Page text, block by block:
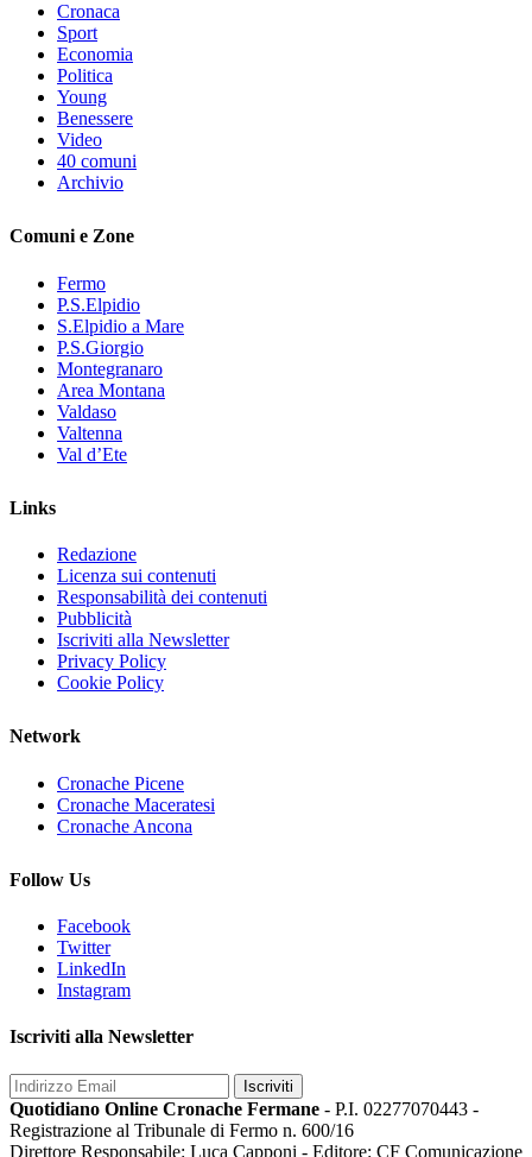
Cronaca
Sport
Economia
Politica
Young
Benessere
Video
40 comuni
Archivio
Comuni e Zone
Fermo
P.S.Elpidio
S.Elpidio a Mare
P.S.Giorgio
Montegranaro
Area Montana
Valdaso
Valtenna
Val d’Ete
Links
Redazione
Licenza sui contenuti
Responsabilità dei contenuti
Pubblicità
Iscriviti alla Newsletter
Privacy Policy
Cookie Policy
Network
Cronache Picene
Cronache Maceratesi
Cronache Ancona
Follow Us
Facebook
Twitter
LinkedIn
Instagram
Iscriviti alla Newsletter
Iscriviti
Quotidiano Online Cronache Fermane - P.I. 02277070443 -
Registrazione al Tribunale di Fermo n. 600/16
Direttore Responsabile: Luca Capponi - Editore: CF Comunicazione